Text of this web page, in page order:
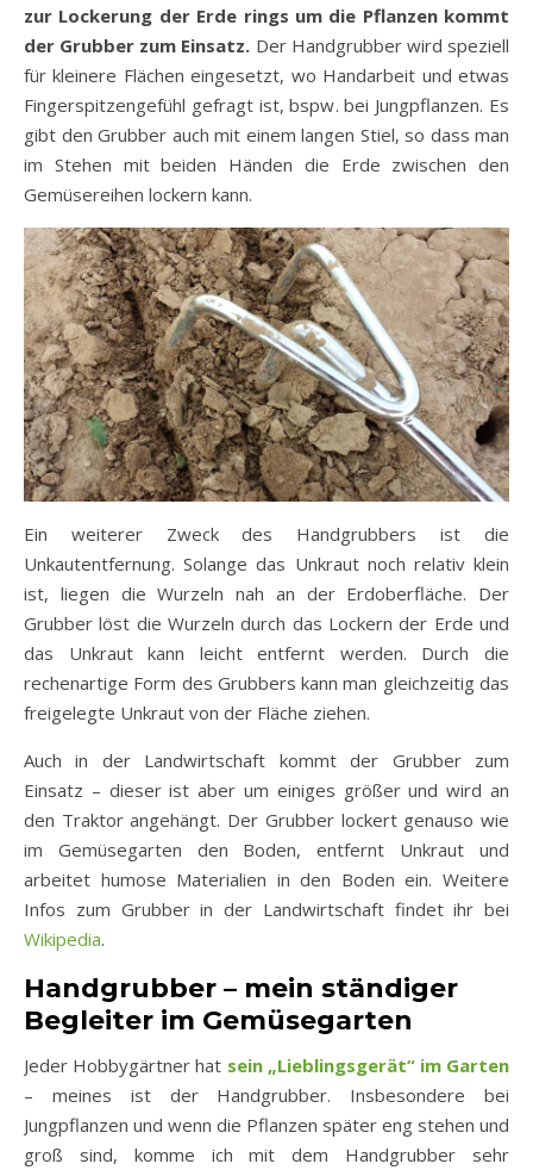
zur Lockerung der Erde rings um die Pflanzen kommt
der Grubber zum Einsatz. Der Handgrubber wird speziell
für kleinere Flächen eingesetzt, wo Handarbeit und etwas
Fingerspitzengefühl gefragt ist, bspw. bei Jungpflanzen. Es
gibt den Grubber auch mit einem langen Stiel, so dass man
im Stehen mit beiden Händen die Erde zwischen den
Gemüsereihen lockern kann.
Ein weiterer Zweck des Handgrubbers ist die
Unkautentfernung. Solange das Unkraut noch relativ klein
ist, liegen die Wurzeln nah an der Erdoberfläche. Der
Grubber löst die Wurzeln durch das Lockern der Erde und
das Unkraut kann leicht entfernt werden. Durch die
rechenartige Form des Grubbers kann man gleichzeitig das
freigelegte Unkraut von der Fläche ziehen.
Auch in der Landwirtschaft kommt der Grubber zum
Einsatz – dieser ist aber um einiges größer und wird an
den Traktor angehängt. Der Grubber lockert genauso wie
im Gemüsegarten den Boden, entfernt Unkraut und
arbeitet humose Materialien in den Boden ein. Weitere
Infos zum Grubber in der Landwirtschaft findet ihr bei
Wikipedia.
Handgrubber – mein ständiger
Begleiter im Gemüsegarten
Jeder Hobbygärtner hat sein „Lieblingsgerät“ im Garten
– meines ist der Handgrubber. Insbesondere bei
Jungpflanzen und wenn die Pflanzen später eng stehen und
groß sind, komme ich mit dem Handgrubber sehr